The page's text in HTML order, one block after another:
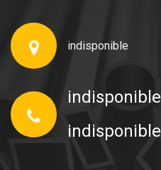
indisponible
indisponible
indisponible